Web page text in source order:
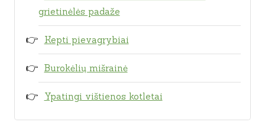
grietinėlės padaže
Kepti pievagrybiai
Burokėlių mišrainė
Ypatingi vištienos kotletai